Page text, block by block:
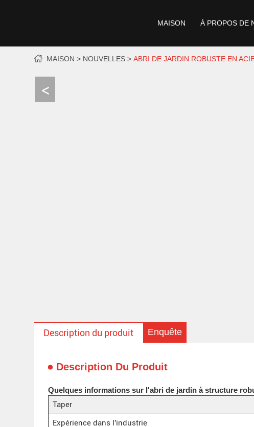
MAISON À PROPOS DE
MAISON NOUVELLES ABRI DE JARDIN ROBUSTE EN
Description du produit Enquête
Description Du Produit
Quelques informations sur l'abri de jardin à structure
Taper
Expérience dans l'industrie